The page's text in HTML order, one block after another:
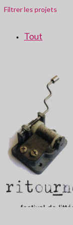
Filtrer les projets
Tout